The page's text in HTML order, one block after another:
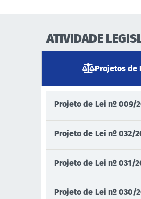
ATIVIDADE
Projetos de
Projeto de Lei nº 009/
Projeto de Lei nº 032/
Projeto de Lei nº 031/
Projeto de Lei nº 030/